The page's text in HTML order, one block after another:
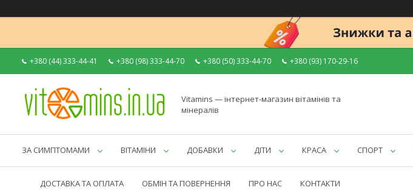
+380 (44) 333-44-41 +380 (98) 333-44-70 +380 (50) 333-44-70 +380 (93) 170-29-16
Vitamins — інтернет-магазин вітамінів та
мінералів
ЗА СИМПТОМАМИ ВІТАМІНИ ДОБАВКИ ДІТИ КРАСА СПОРТ
ДОСТАВКА ТА ОПЛАТА ОБМІН ТА ПОВЕРНЕННЯ ПРО НАС КОНТАКТИ